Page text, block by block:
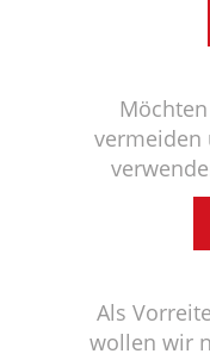
vermeiden
Als
wollen wir